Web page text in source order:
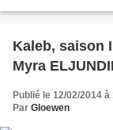
Kaleb, saison
Myra
Publié le 12/02/2014 à
Par Gloewen